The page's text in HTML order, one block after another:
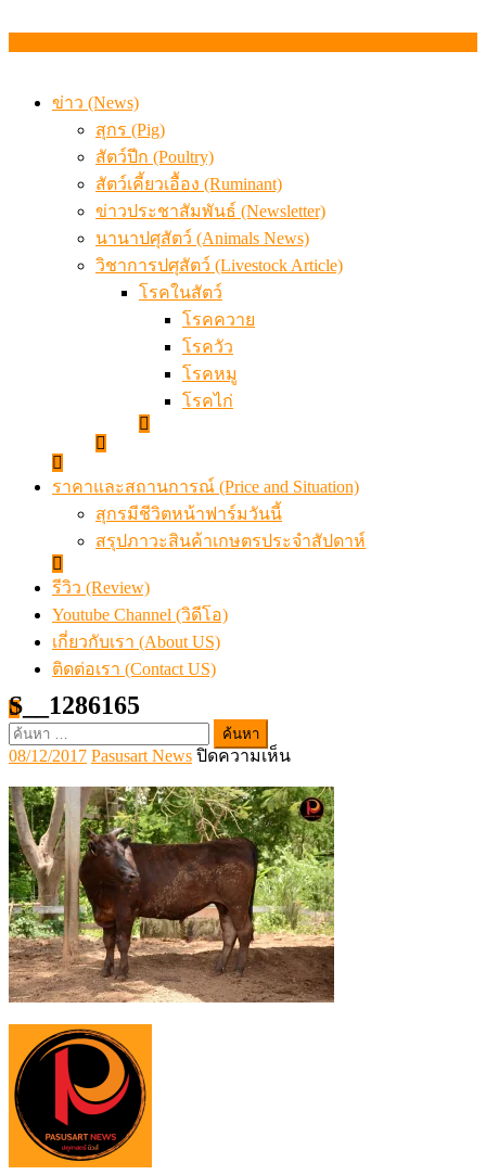
ข่าว (News)
สุกร (Pig)
สัตว์ปีก (Poultry)
สัตว์เคี้ยวเอื้อง (Ruminant)
ข่าวประชาสัมพันธ์ (Newsletter)
นานาปศุสัตว์ (Animals News)
วิชาการปศุสัตว์ (Livestock Article)
โรคในสัตว์
โรคควาย
โรควัว
โรคหมู
โรคไก่
ราคาและสถานการณ์ (Price and Situation)
สุกรมีชีวิตหน้าฟาร์มวันนี้
สรุปภาวะสินค้าเกษตรประจำสัปดาห์
รีวิว (Review)
Youtube Channel (วิดีโอ)
เกี่ยวกับเรา (About US)
ติดต่อเรา (Contact US)
ค้นหา
สำหรับ:
S__1286165
Posted
on
08/12/2017Author
Pasusart News ปิดความเห็นบน